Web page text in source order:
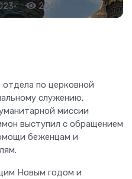
• 2061
по церковной
служению,
миссии
выступил с обращением
беженцам и
Новым годом и